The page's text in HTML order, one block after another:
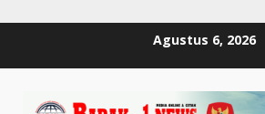
Agustus 6, 2026